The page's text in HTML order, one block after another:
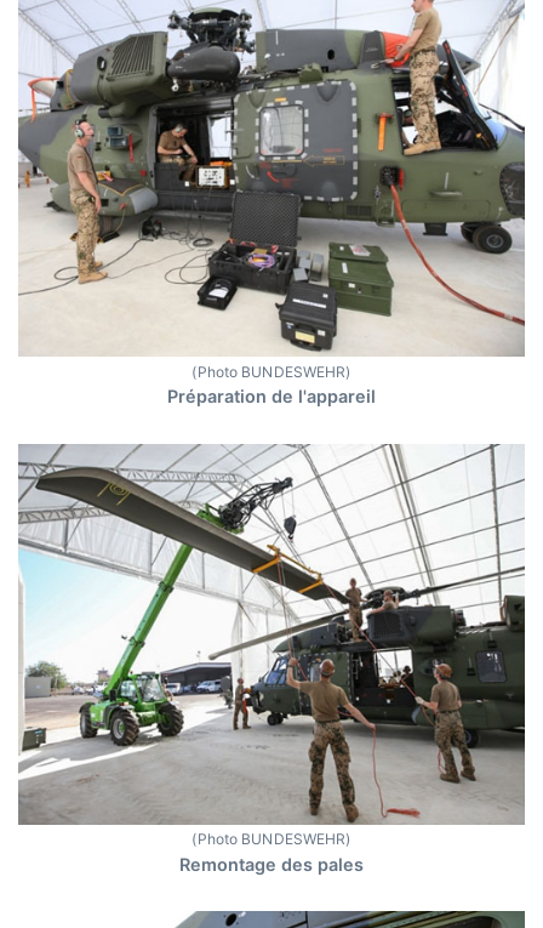
(Photo BUNDESWEHR)
Préparation de l'appareil
(Photo BUNDESWEHR)
Remontage des pales